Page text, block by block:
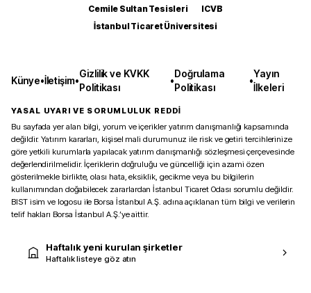
Cemile Sultan Tesisleri
ICVB
İstanbul Ticaret Üniversitesi
Künye•İletişim•
Gizlilik ve KVKK
Politikası
•
Doğrulama
Politikası
•
Yayın
İlkeleri
YASAL UYARI VE SORUMLULUK REDDİ
Bu sayfada yer alan bilgi, yorum ve içerikler yatırım danışmanlığı kapsamında
değildir. Yatırım kararları, kişisel mali durumunuz ile risk ve getiri tercihlerinize
göre yetkili kurumlarla yapılacak yatırım danışmanlığı sözleşmesi çerçevesinde
değerlendirilmelidir. İçeriklerin doğruluğu ve güncelliği için azami özen
gösterilmekle birlikte, olası hata, eksiklik, gecikme veya bu bilgilerin
kullanımından doğabilecek zararlardan İstanbul Ticaret Odası sorumlu değildir.
BIST isim ve logosu ile Borsa İstanbul A.Ş. adına açıklanan tüm bilgi ve verilerin
telif hakları Borsa İstanbul A.Ş.’ye aittir.
Haftalık yeni kurulan şirketler
Haftalık listeye göz atın